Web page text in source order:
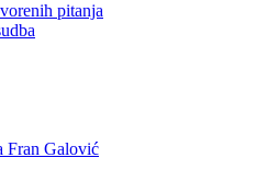
pitanja
Fran Galović